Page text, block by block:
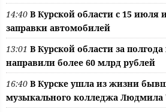
14:40 В Курской области с 15 июля
заправки автомобилей
13:01 В Курской области за
направили более 60 млрд рублей
16:40 В Курске ушла из жизни
музыкального колледжа